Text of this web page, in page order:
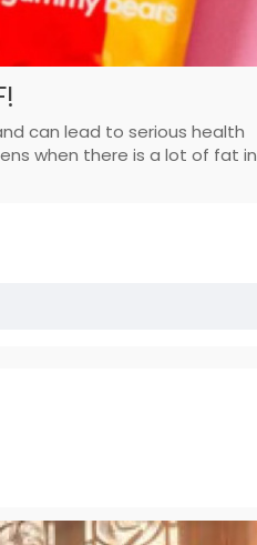
can lead to serious health
when there is a lot of fat